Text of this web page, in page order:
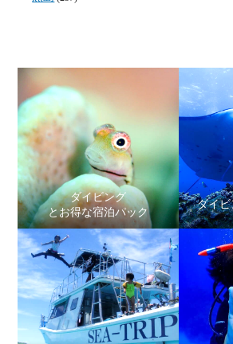
ダイビング
とお得な宿泊パック
ダイビ